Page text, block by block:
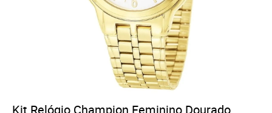
Kit Relógio Champion Feminino Dourado